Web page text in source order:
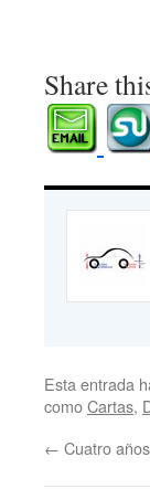
Share
Esta entrada
comoCartas,
← Cuatro